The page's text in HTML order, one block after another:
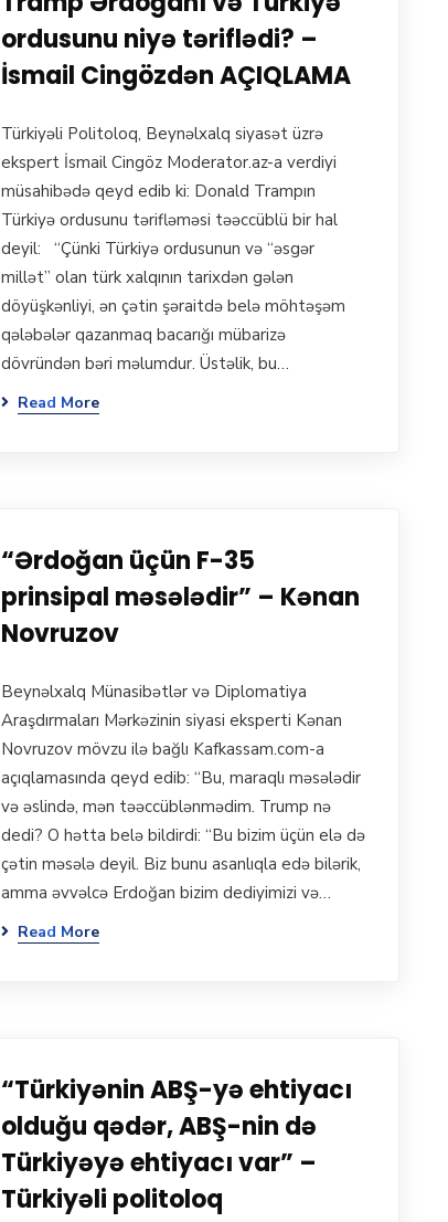
ordusunu niyə təriflədi? –
İsmail Cingözdən AÇIQLAMA
Türkiyəli Politoloq, Beynəlxalq siyasət üzrə
ekspert İsmail Cingöz Moderator.az-a verdiyi
müsahibədə qeyd edib ki: Donald Trampın
Türkiyə ordusunu tərifləməsi təəccüblü bir hal
deyil: “Çünki Türkiyə ordusunun və “əsgər
millət” olan türk xalqının tarixdən gələn
döyüşkənliyi, ən çətin şəraitdə belə möhtəşəm
qələbələr qazanmaq bacarığı mübarizə
dövründən bəri məlumdur. Üstəlik, bu…
Read More
“Ərdoğan üçün F-35
prinsipal məsələdir” – Kənan
Novruzov
Beynəlxalq Münasibətlər və Diplomatiya
Araşdırmaları Mərkəzinin siyasi eksperti Kənan
Novruzov mövzu ilə bağlı Kafkassam.com-a
açıqlamasında qeyd edib: “Bu, maraqlı məsələdir
və əslində, mən təəccüblənmədim. Trump nə
dedi? O hətta belə bildirdi: “Bu bizim üçün elə də
çətin məsələ deyil. Biz bunu asanlıqla edə bilərik,
amma əvvəlcə Erdoğan bizim dediyimizi və…
Read More
“Türkiyənin ABŞ-yə ehtiyacı
olduğu qədər, ABŞ-nin də
Türkiyəyə ehtiyacı var” –
Türkiyəli politoloq